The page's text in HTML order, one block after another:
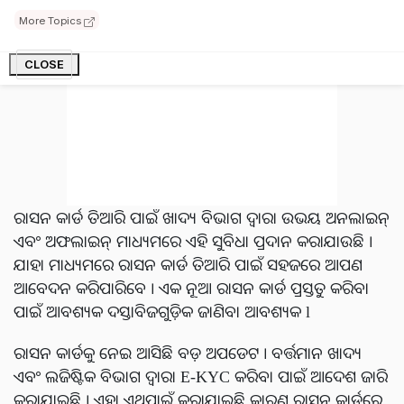
More Topics
CLOSE
ରାସନ କାର୍ଡ ତିଆରି ପାଇଁ ଖାଦ୍ୟ ବିଭାଗ ଦ୍ୱାରା ଉଭୟ ଅନଲାଇନ୍
ଏବଂ ଅଫଲାଇନ୍ ମାଧ୍ୟମରେ ଏହି ସୁବିଧା ପ୍ରଦାନ କରାଯାଉଛି ।
ଯାହା ମାଧ୍ୟମରେ ରାସନ କାର୍ଡ ତିଆରି ପାଇଁ ସହଜରେ ଆପଣ
ଆବେଦନ କରିପାରିବେ । ଏକ ନୂଆ ରାସନ କାର୍ଡ ପ୍ରସ୍ତୁତ କରିବା
ପାଇଁ ଆବଶ୍ୟକ ଦସ୍ତାବିଜଗୁଡ଼ିକ ଜାଣିବା ଆବଶ୍ୟକ l
ରାସନ କାର୍ଡକୁ ନେଇ ଆସିଛି ବଡ଼ ଅପଡେଟ । ବର୍ତ୍ତମାନ ଖାଦ୍ୟ
ଏବଂ ଲଜିଷ୍ଟିକ ବିଭାଗ ଦ୍ୱାରା E-KYC କରିବା ପାଇଁ ଆଦେଶ ଜାରି
କରାଯାଇଛି । ଏହା ଏଥିପାଇଁ କରାଯାଇଛି କାରଣ ରାସନ କାର୍ଡରେ